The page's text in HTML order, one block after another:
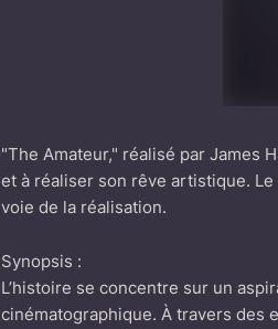
"The Amateur," réalisé par James
et à réaliser son rêve artistique.
voie de la réalisation.
Synopsis :
L’histoire se concentre sur un
cinématographique. À travers des